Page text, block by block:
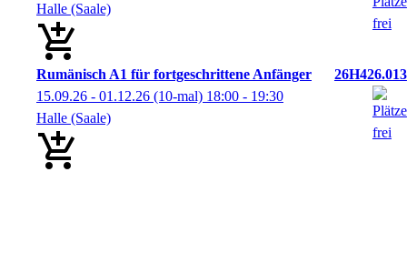
Halle (Saale)
Rumänisch A1 für fortgeschrittene Anfänger
26H426.013
15.09.26 - 01.12.26 (10-mal) 18:00 - 19:30
Halle (Saale)